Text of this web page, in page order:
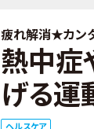
疲れ解消★カンタ
熱中症
げる運
ヘルスケア